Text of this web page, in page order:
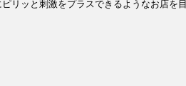
リッと刺激をプラスできるようなお店を目